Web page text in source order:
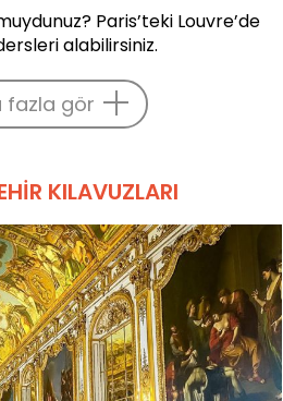
Paris’teki Louvre’de
alabilirsiniz.
fazla gör
KILAVUZLARI